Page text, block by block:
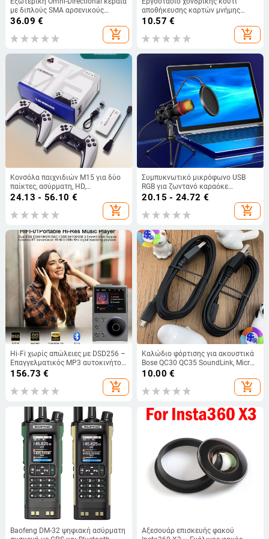
με διπλούς SMA αρσενικούς
συνδέτες, 3G/4G/5G/LTE, 50 Ω, 18
36.09 €
add_shopping_cart
αποθήκευσης καρτών μνήμης
κάρτα 8TF + κουτί κάρτας 8SD
κουτί κάρτας μνήμης αλουμινίου
10.57 €
add_shopping_cart
Κονσόλα παιχνιδιών M15 για δύο
παίκτες, ασύρματη, HD,
συνδεόμενη με τηλεόραση, ρετρό
24.13 - 56.10 €
add_shopping_cart
Συμπυκνωτικό μικρόφωνο USB
RGB για ζωντανό καραόκε
μικρόφωνο υπολογιστή με μείωση
βιντεοδιάσκεψης παιχνιδιών
20.15 - 24.72 €
add_shopping_cart
Hi‑Fi χωρίς απώλειες με DSD256 –
Επαγγελματικός MP3 αυτοκινήτου
για αθλητισμό
156.73 €
add_shopping_cart
Καλώδιο φόρτισης για ακουστικά
Bose QC30 QC35 SoundLink, Micro
ήχος τροφοδοσίας
10.00 €
add_shopping_cart
Baofeng DM-32 ψηφιακή ασύρματη
Αξεσουάρ επισκευής φακού